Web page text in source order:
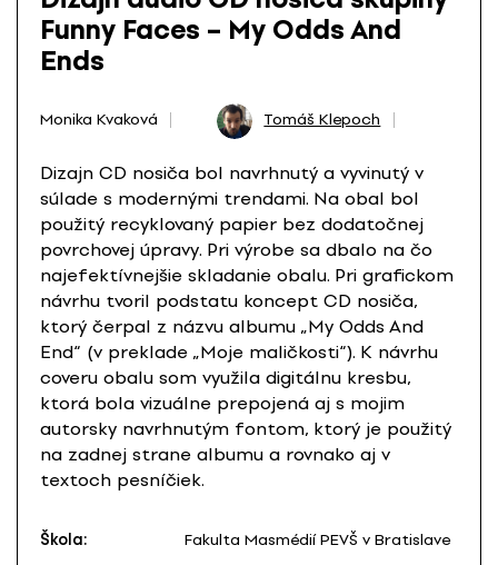
Funny Faces – My Odds And
Ends
Monika Kvaková Tomáš Klepoch
Dizajn CD nosiča bol navrhnutý a vyvinutý v
súlade s modernými trendami. Na obal bol
použitý recyklovaný papier bez dodatočnej
povrchovej úpravy. Pri výrobe sa dbalo na čo
najefektívnejšie skladanie obalu. Pri grafickom
návrhu tvoril podstatu koncept CD nosiča,
ktorý čerpal z názvu albumu „My Odds And
End“ (v preklade „Moje maličkosti“). K návrhu
coveru obalu som využila digitálnu kresbu,
ktorá bola vizuálne prepojená aj s mojim
autorsky navrhnutým fontom, ktorý je použitý
na zadnej strane albumu a rovnako aj v
textoch pesníčiek.
Škola: Fakulta Masmédií PEVŠ v Bratislave